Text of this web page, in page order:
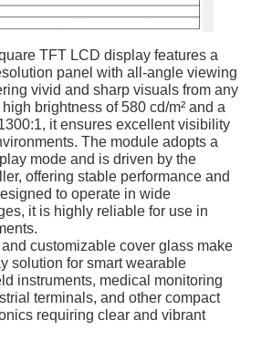
TFT LCD display features a
panel with all-angle viewing
vivid and sharp visuals from any
brightness of 580 cd/m² and a
it ensures excellent visibility
The module adopts a
mode and is driven by the
offering stable performance and
to operate in wide
it is highly reliable for use in
and customizable cover glass make
solution for smart wearable
instruments, medical monitoring
terminals, and other compact
requiring clear and vibrant